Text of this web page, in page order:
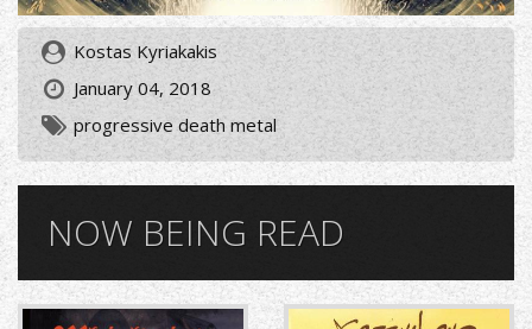
Kostas Kyriakakis
January 04, 2018
progressive death metal
NOW BEING READ